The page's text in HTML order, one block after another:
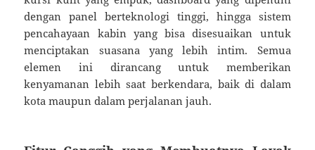
dengan panel berteknologi tinggi, hingga sistem
pencahayaan kabin yang bisa disesuaikan untuk
menciptakan suasana yang lebih intim. Semua
elemen ini dirancang untuk memberikan
kenyamanan lebih saat berkendara, baik di dalam
kota maupun dalam perjalanan jauh.